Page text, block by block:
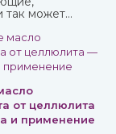
так может
от целлюлита
и применение